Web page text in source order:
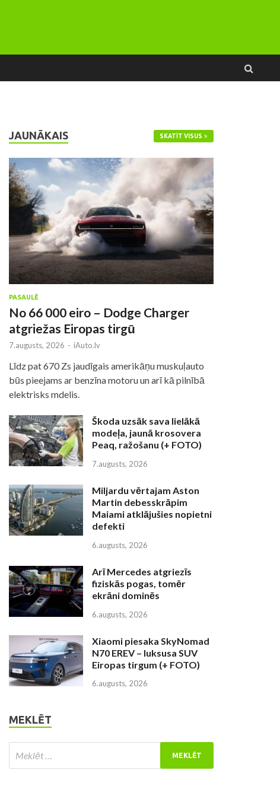
JAUNĀKAIS SKATĪT VISUS
PASAULĒ
No 66 000 eiro – Dodge Charger
atgriežas Eiropas tirgū
7.augusts, 2026 - iAuto.lv
Līdz pat 670 Zs jaudīgais amerikāņu muskuļauto
būs pieejams ar benzīna motoru un arī kā pilnībā
elektrisks mdelis.
Škoda uzsāk sava lielākā
modeļa, jaunā krosovera
Peaq, ražošanu (+ FOTO)
7.augusts, 2026
Miljardu vērtajam Aston
Martin debesskrāpim
Maiami atklājušies nopietni
defekti
6.augusts, 2026
Arī Mercedes atgriezīs
fiziskās pogas, tomēr
ekrāni dominēs
6.augusts, 2026
Xiaomi piesaka SkyNomad
N70 EREV – luksusa SUV
Eiropas tirgum (+ FOTO)
6.augusts, 2026
MEKLĒT